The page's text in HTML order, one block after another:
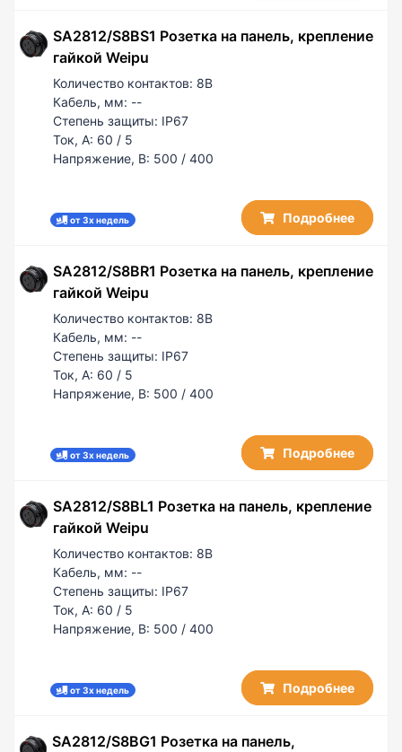
SA2812/S8BS1 Розетка на панель, крепление
гайкой Weipu
Количество контактов: 8B
Кабель, мм: --
Степень защиты: IP67
Ток, А: 60 / 5
Напряжение, В: 500 / 400
от 3х недель Подробнее
SA2812/S8BR1 Розетка на панель, крепление
гайкой Weipu
Количество контактов: 8B
Кабель, мм: --
Степень защиты: IP67
Ток, А: 60 / 5
Напряжение, В: 500 / 400
от 3х недель Подробнее
SA2812/S8BL1 Розетка на панель, крепление
гайкой Weipu
Количество контактов: 8B
Кабель, мм: --
Степень защиты: IP67
Ток, А: 60 / 5
Напряжение, В: 500 / 400
от 3х недель Подробнее
SA2812/S8BG1 Розетка на панель,